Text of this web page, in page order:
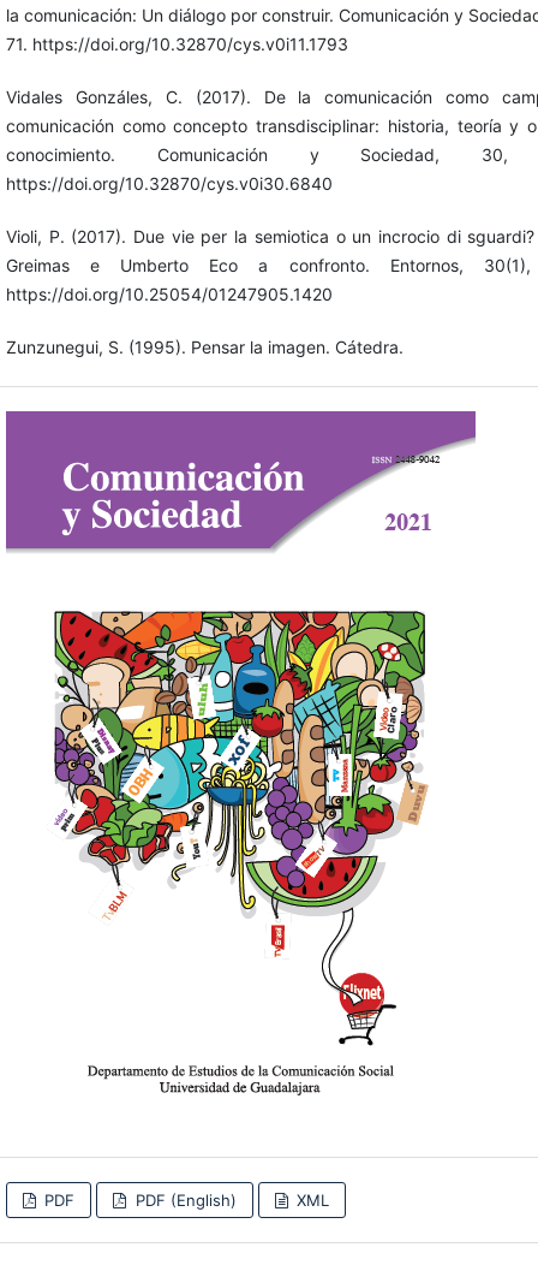
la comunicación: Un diálogo por construir. Comunicación y
71. https://doi.org/10.32870/cys.v0i11.1793
Vidales Gonzáles, C. (2017). De la comunicación como
comunicación como concepto transdisciplinar: historia, teoría y
conocimiento. Comunicación y Sociedad, 30,
https://doi.org/10.32870/cys.v0i30.6840
Violi, P. (2017). Due vie per la semiotica o un incrocio di
Greimas e Umberto Eco a confronto. Entornos,
https://doi.org/10.25054/01247905.1420
Zunzunegui, S. (1995). Pensar la imagen. Cátedra.
PDF PDF (English) XML